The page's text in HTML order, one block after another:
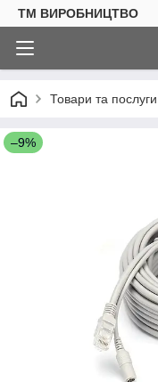
ТМ ВИРОБНИЦТВО
Товари та послуги
–9%